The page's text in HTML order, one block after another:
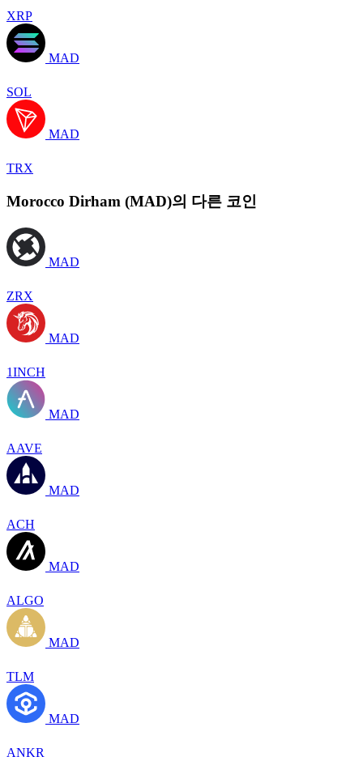
XRP
MAD
SOL
MAD
TRX
Morocco Dirham (MAD)의 다른 코인
MAD
ZRX
MAD
1INCH
MAD
AAVE
MAD
ACH
MAD
ALGO
MAD
TLM
MAD
ANKR